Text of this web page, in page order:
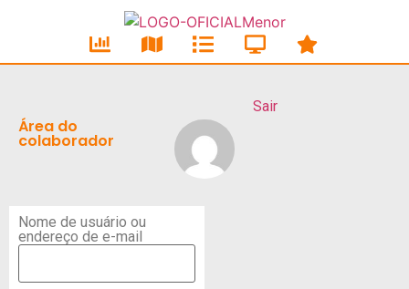
Área do
colaborador
Sair
Nome de usuário ou
endereço de e-mail